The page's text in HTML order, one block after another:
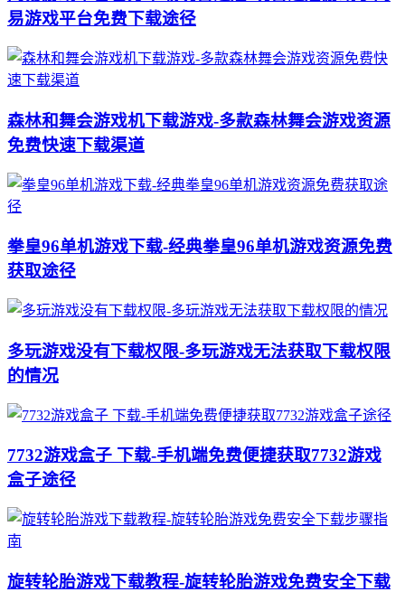
易游戏平台免费下载途径
森林和舞会游戏机下载游戏-多款森林舞会游戏资源
免费快速下载渠道
拳皇96单机游戏下载-经典拳皇96单机游戏资源免费
获取途径
多玩游戏没有下载权限-多玩游戏无法获取下载权限
的情况
7732游戏盒子 下载-手机端免费便捷获取7732游戏
盒子途径
旋转轮胎游戏下载教程-旋转轮胎游戏免费安全下载